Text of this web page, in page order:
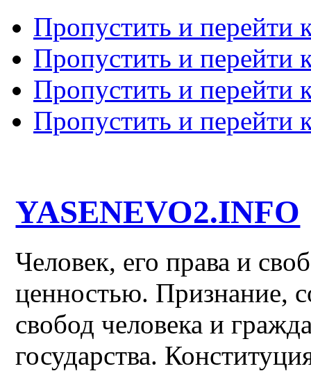
Пропустить и перейти
Пропустить и перейти
Пропустить и перейти
Пропустить и перейти
YASENEVO2.INFO
Человек, его права и
ценностью. Признание,
свобод человека и
государства.